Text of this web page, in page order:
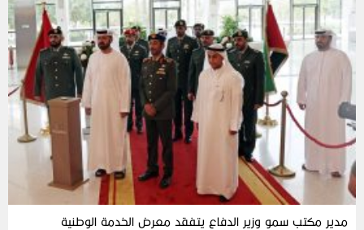
مدير مكتب سمو وزير الدفاع يتفقد معرض الخدمة الوطنية